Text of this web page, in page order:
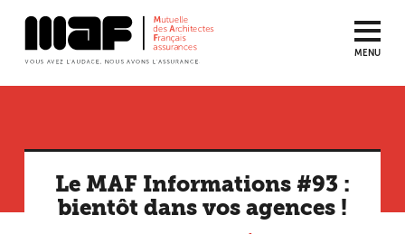
MENU
Le MAF Informations #93 :
bientôt dans vos agences !